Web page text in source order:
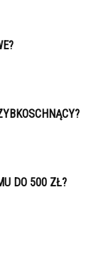
DO 500 ZŁ?